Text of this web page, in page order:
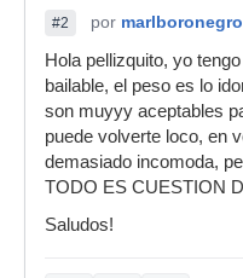
#2 por marlboronegro
Hola pellizquito, yo
bailable, el peso es lo
son muyyy aceptables
puede volverte loco, en
demasiado incomoda,
TODO ES CUESTION
Saludos!